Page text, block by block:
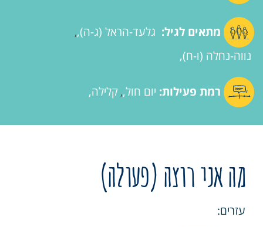
מתאים לגיל: גלעד-הראל (ג-ה) ,
נווה-נחלה (ו-ח)
רמת פעילות: יום חול , קלילה
מה אני רוצה (פעולה)
עזרים: